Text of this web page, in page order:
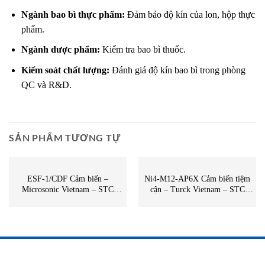
Ngành bao bì thực phẩm: Đảm bảo độ kín của lon, hộp thực
phẩm.
Ngành dược phẩm: Kiểm tra bao bì thuốc.
Kiểm soát chất lượng: Đánh giá độ kín bao bì trong phòng
QC và R&D.
SẢN PHẨM TƯƠNG TỰ
ESF-1/CDF Cảm biến –
Microsonic Vietnam – STC
Ni4-M12-AP6X Cảm biến tiệm
cận – Turck Vietnam – STC